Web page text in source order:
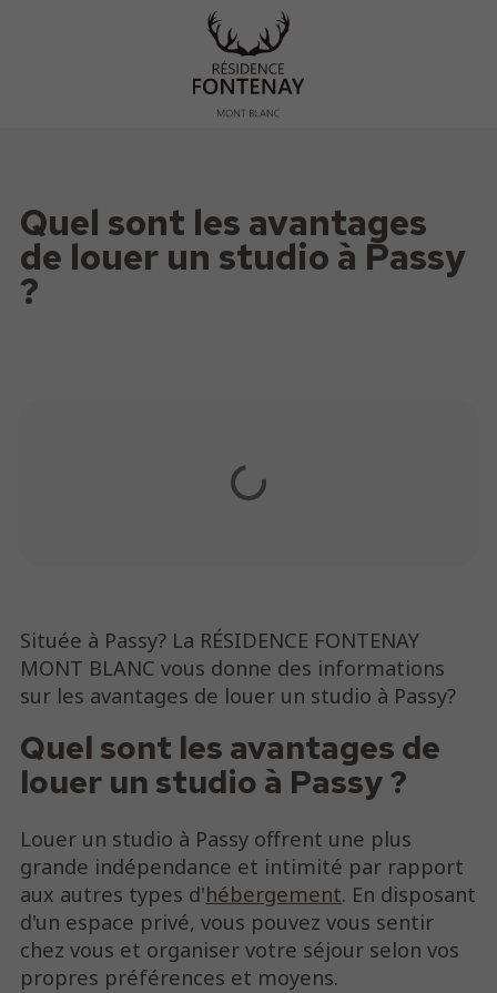
Quel sont les avantages
de louer un studio à Passy
?
Située à Passy? La RÉSIDENCE FONTENAY
MONT BLANC vous donne des informations
sur les avantages de louer un studio à Passy?
Quel sont les avantages de
louer un studio à Passy ?
Louer un studio à Passy offrent une plus
grande indépendance et intimité par rapport
aux autres types d'hébergement. En disposant
d'un espace privé, vous pouvez vous sentir
chez vous et organiser votre séjour selon vos
propres préférences et moyens.